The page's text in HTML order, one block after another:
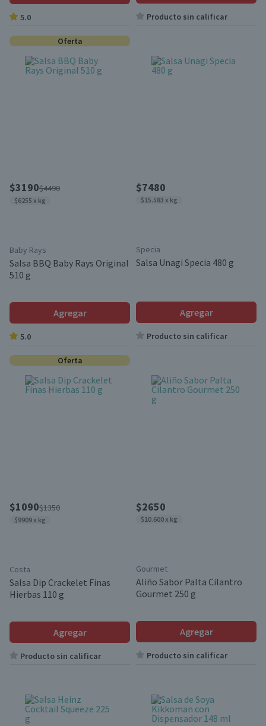
5.0 Producto sin calificar
Oferta
$3190$4490
$6255 x kg
Baby Rays
Salsa BBQ Baby Rays Original
510 g
Agregar
5.0
$7480
$15.583 x kg
Specia
Salsa Unagi Specia 480 g
Agregar
Producto sin calificar
Oferta
$1090$1350
$9909 x kg
Costa
Salsa Dip Crackelet Finas
Hierbas 110 g
Agregar
Producto sin calificar
$2650
$10.600 x kg
Gourmet
Aliño Sabor Palta Cilantro
Gourmet 250 g
Agregar
Producto sin calificar